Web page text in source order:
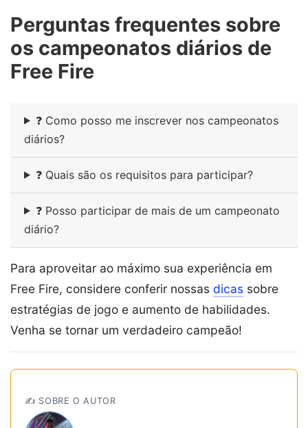
Perguntas frequentes sobre
os campeonatos diários de
Free Fire
❓ Como posso me inscrever nos campeonatos
diários?
❓ Quais são os requisitos para participar?
❓ Posso participar de mais de um campeonato
diário?
Para aproveitar ao máximo sua experiência em
Free Fire, considere conferir nossas dicas sobre
estratégias de jogo e aumento de habilidades.
Venha se tornar um verdadeiro campeão!
✍️ SOBRE O AUTOR